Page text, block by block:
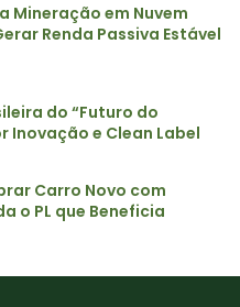
Mineração em Nuvem
Renda Passiva Estável
do “Futuro do
Inovação e Clean Label
Carro Novo com
o PL que Beneficia